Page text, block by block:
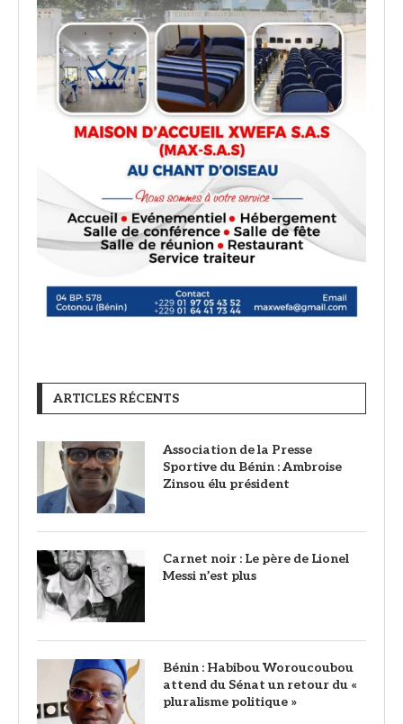
ARTICLES RÉCENTS
Association de la Presse
Sportive du Bénin : Ambroise
Zinsou élu président
Carnet noir : Le père de Lionel
Messi n’est plus
Bénin : Habibou Woroucoubou
attend du Sénat un retour du «
pluralisme politique »